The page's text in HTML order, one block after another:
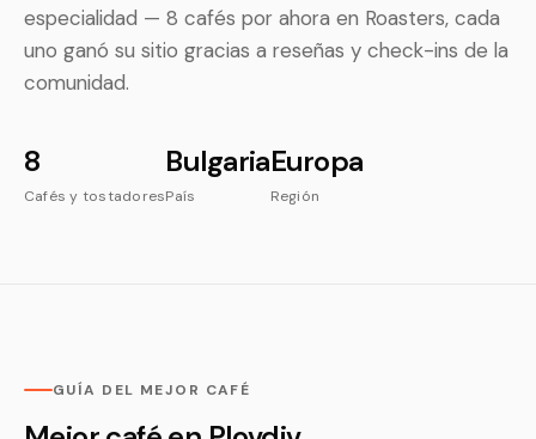
especialidad — 8 cafés por ahora en Roasters, cada
uno ganó su sitio gracias a reseñas y check-ins de la
comunidad.
8
Cafés y tostadores
Bulgaria
País
Europa
Región
GUÍA DEL MEJOR CAFÉ